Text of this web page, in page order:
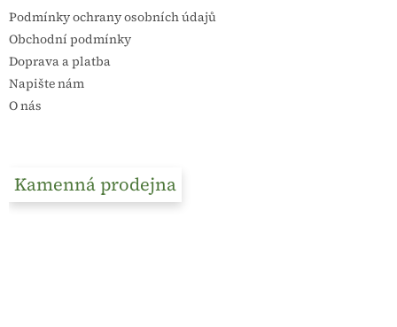
Podmínky ochrany osobních údajů
Obchodní podmínky
Doprava a platba
Napište nám
O nás
Kamenná prodejna